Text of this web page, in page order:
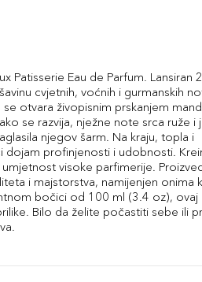
Patisserie Eau de Parfum. Lansiran
cvjetnih, voćnih i gurmanskih
otvara živopisnim prskanjem
se razvija, nježne note srca ruže i
njegov šarm. Na kraju, topla i
dojam profinjenosti i udobnosti.
visoke parfimerije.
i majstorstva, namijenjen onima
bočici od 100 ml (3.4 oz), ovaj
Bilo da želite počastiti sebe ili